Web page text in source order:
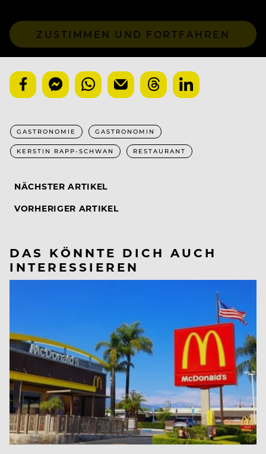
ZUSTIMMEN UND FORTFAHREN
GASTRONOMIE GASTRONOMIN
KERSTIN RAPP-SCHWAN RESTAURANT
NÄCHSTER ARTIKEL
VORHERIGER ARTIKEL
DAS KÖNNTE DICH AUCH
INTERESSIEREN